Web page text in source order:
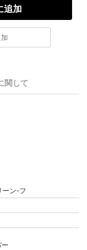
追加
関して
ーン-フ